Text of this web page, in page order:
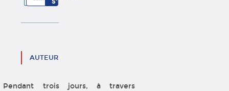
AUTEUR
Pendant trois jours, à travers